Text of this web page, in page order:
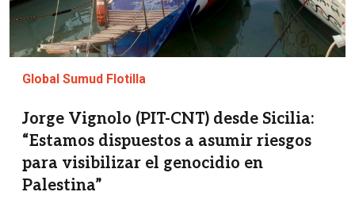
Global Sumud Flotilla
Jorge Vignolo (PIT-CNT) desde Sicilia:
“Estamos dispuestos a asumir riesgos
para visibilizar el genocidio en
Palestina”